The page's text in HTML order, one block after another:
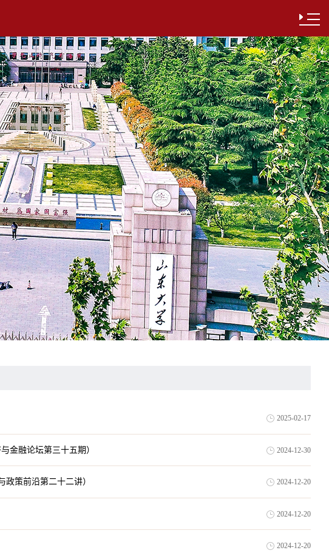
2025-02-17
金融论坛第三十五期） 2024-12-30
政策前沿第二十二讲） 2024-12-20
2024-12-20
2024-12-20